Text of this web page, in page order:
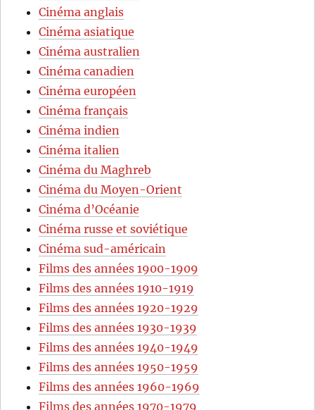
Cinéma anglais
Cinéma asiatique
Cinéma australien
Cinéma canadien
Cinéma européen
Cinéma français
Cinéma indien
Cinéma italien
Cinéma du Maghreb
Cinéma du Moyen-Orient
Cinéma d’Océanie
Cinéma russe et soviétique
Cinéma sud-américain
Films des années 1900-1909
Films des années 1910-1919
Films des années 1920-1929
Films des années 1930-1939
Films des années 1940-1949
Films des années 1950-1959
Films des années 1960-1969
Films des années 1970-1979